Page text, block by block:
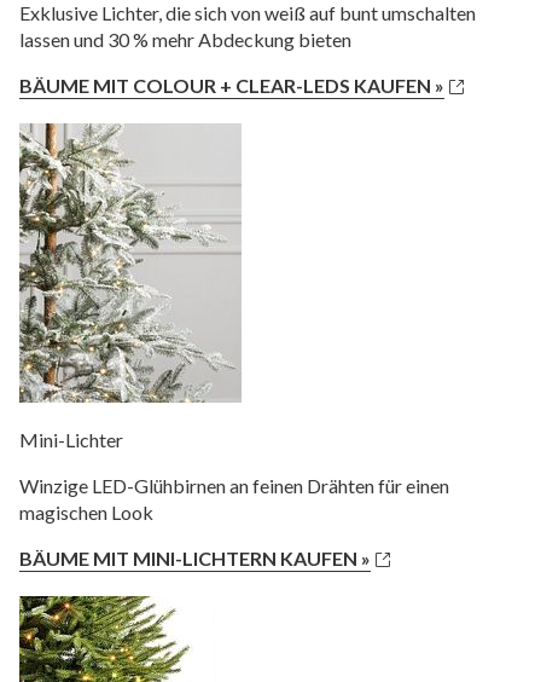
Exklusive Lichter, die sich von weiß auf bunt umschalten
lassen und 30 % mehr Abdeckung bieten
BÄUME MIT COLOUR + CLEAR-LEDS KAUFEN »
Mini-Lichter
Winzige LED-Glühbirnen an feinen Drähten für einen
magischen Look
BÄUME MIT MINI-LICHTERN KAUFEN »